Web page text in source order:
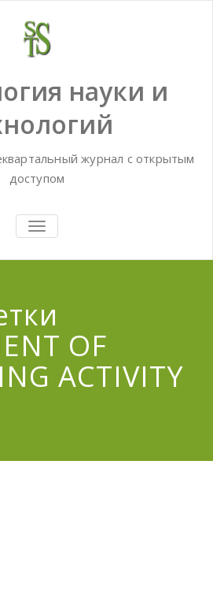
науки и
журнал с открытым
доступом
TOGGLE
NAVIGATION
OF
ACTIVITY